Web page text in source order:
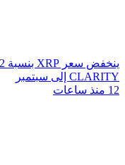
CLARITY إلى سبتمبر
12 منذ ساعات